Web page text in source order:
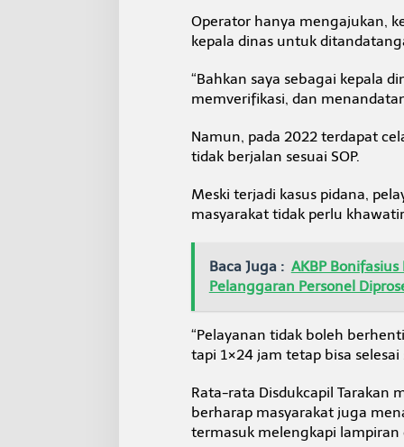
Operator hanya mengajukan,
kepala dinas untuk
“Bahkan saya sebagai kepala
memverifikasi, dan
Namun, pada 2022 terdapat
tidak berjalan sesuai SOP.
Meski terjadi kasus pidana,
masyarakat tidak perlu
Baca Juga : AKBP
Pelanggaran Personel
“Pelayanan tidak boleh
tapi 1×24 jam tetap bisa
Rata-rata Disdukcapil Tarakan
berharap masyarakat juga
termasuk melengkapi lampiran